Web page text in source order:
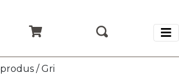
/ Gri